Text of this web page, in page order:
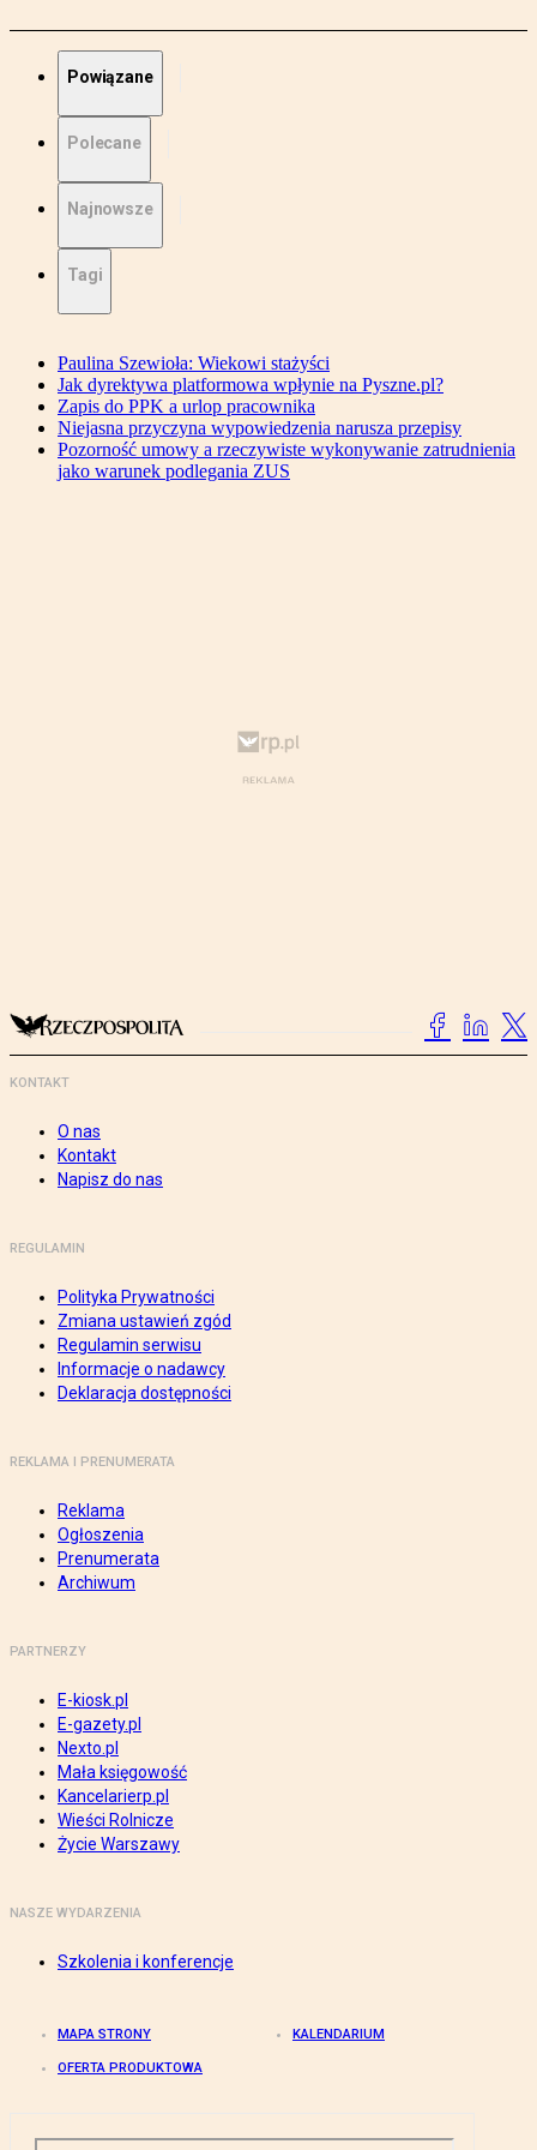
Powiązane
Polecane
Najnowsze
Tagi
Paulina Szewioła: Wiekowi stażyści
Jak dyrektywa platformowa wpłynie na Pyszne.pl?
Zapis do PPK a urlop pracownika
Niejasna przyczyna wypowiedzenia narusza przepisy
Pozorność umowy a rzeczywiste wykonywanie zatrudnienia
jako warunek podlegania ZUS
KONTAKT
O nas
Kontakt
Napisz do nas
REGULAMIN
Polityka Prywatności
Zmiana ustawień zgód
Regulamin serwisu
Informacje o nadawcy
Deklaracja dostępności
REKLAMA I PRENUMERATA
Reklama
Ogłoszenia
Prenumerata
Archiwum
PARTNERZY
E-kiosk.pl
E-gazety.pl
Nexto.pl
Mała księgowość
Kancelarierp.pl
Wieści Rolnicze
Życie Warszawy
NASZE WYDARZENIA
Szkolenia i konferencje
MAPA STRONY KALENDARIUM
OFERTA PRODUKTOWA